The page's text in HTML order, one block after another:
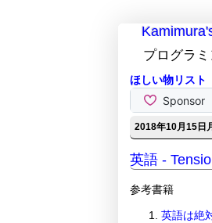
プログラ
ほしい物リスト
2018年10月15日
英語 -
参考書籍
英語は絶